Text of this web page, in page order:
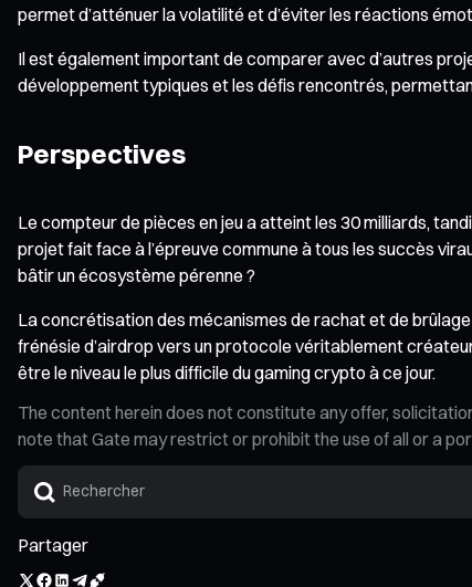
permet d’atténuer la volatilité et d’éviter les réactions
Il est également important de comparer avec d’autres
développement typiques et les défis rencontrés,
Perspectives
Le compteur de pièces en jeu a atteint les 30 milliards,
projet fait face à l’épreuve commune à tous les succès
bâtir un écosystème pérenne ?
La concrétisation des mécanismes de rachat et de
frénésie d’airdrop vers un protocole véritablement
être le niveau le plus difficile du gaming crypto à ce jour.
The content herein does not constitute any offer,
note that Gate may restrict or prohibit the use of all or a
Partager